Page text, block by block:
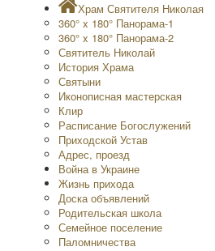
Храм Святителя Николая
360° x 180° Панорама-1
360° x 180° Панорама-2
Святитель Николай
История Храма
Святыни
Иконописная мастерская
Клир
Расписание Богослужений
Приходской Устав
Адрес, проезд
Война в Украине
Жизнь прихода
Доска объявлений
Родительская школа
Семейное поселение
Паломничества